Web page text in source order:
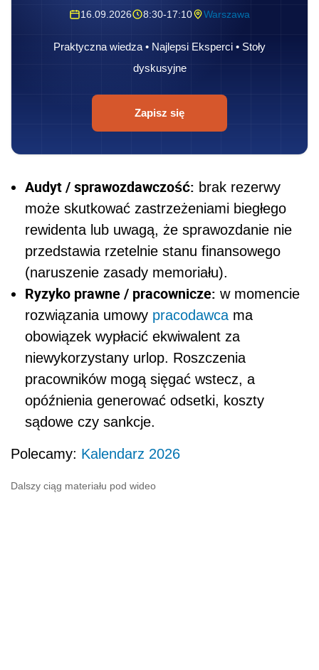
16.09.2026 8:30-17:10 Warszawa
Praktyczna wiedza • Najlepsi Eksperci • Stoły
dyskusyjne
Zapisz się
Audyt / sprawozdawczość: brak rezerwy
może skutkować zastrzeżeniami biegłego
rewidenta lub uwagą, że sprawozdanie nie
przedstawia rzetelnie stanu finansowego
(naruszenie zasady memoriału).
Ryzyko prawne / pracownicze: w momencie
rozwiązania umowy pracodawca ma
obowiązek wypłacić ekwiwalent za
niewykorzystany urlop. Roszczenia
pracowników mogą sięgać wstecz, a
opóźnienia generować odsetki, koszty
sądowe czy sankcje.
Polecamy: Kalendarz 2026
Dalszy ciąg materiału pod wideo